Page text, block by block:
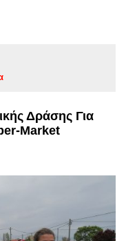
Δράσης Για
Market